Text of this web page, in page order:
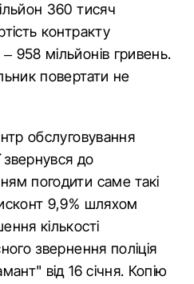
360 тисяч
контракту
958 мільйонів гривень.
повертати не
обслуговування
звернувся до
погодити саме такі
9,9% шляхом
кількості
звернення поліція
від 16 січня. Копію